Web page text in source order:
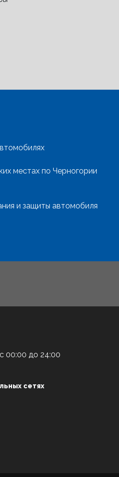
местах по Черногории
и защиты автомобиля
00:00 до 24:00
сетях